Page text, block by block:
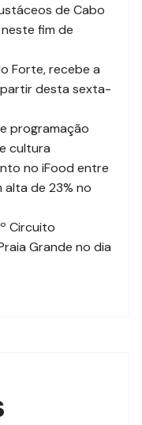
de Cabo
fim de
Forte, recebe a
partir desta sexta-
programação
cultura
no iFood entre
alta de 23% no
Circuito
Grande no dia